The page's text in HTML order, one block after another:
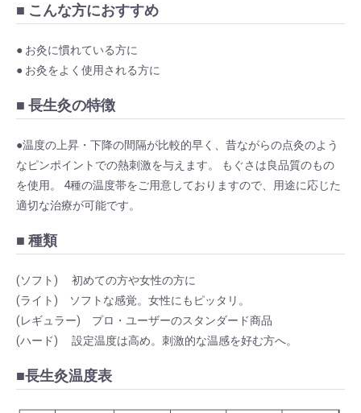
■ こんな方におすすめ
● お灸に慣れている方に
● お灸をよく使用される方に
■ 長生灸の特徴
●温度の上昇・下降の間隔が比較的早く、昔ながらの点灸のよう
なピンポイントでの熱刺激を与えます。 もぐさは良品質のもの
を使用。 4種の温度帯をご用意しておりますので、用途に応じた
適切な治療が可能です。
■ 種類
(ソフト) 初めての方や女性の方に
(ライト) ソフトな感覚。女性にもピッタリ。
(レギュラー) プロ・ユーザーのスタンダード商品
(ハード) 設定温度は高め。刺激的な温感を好む方へ。
■長生灸温度表